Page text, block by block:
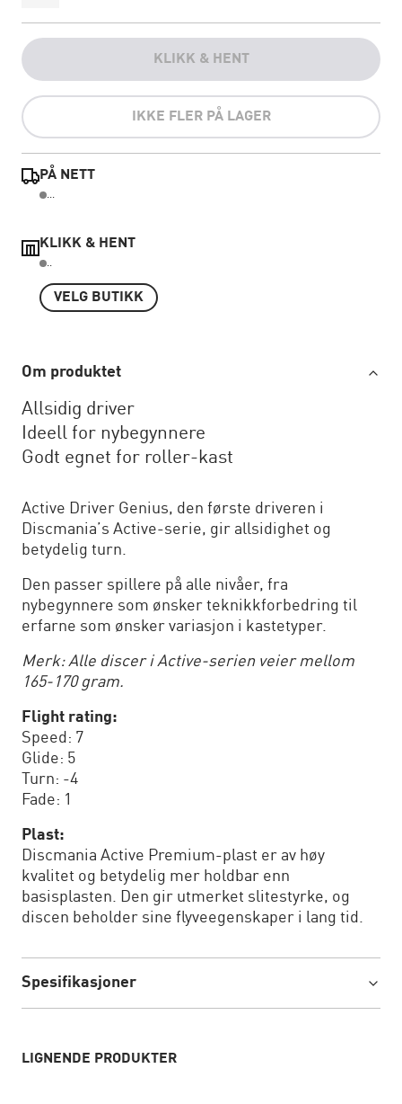
KLIKK & HENT
IKKE FLER PÅ LAGER
PÅ NETT
...
KLIKK & HENT
..
VELG BUTIKK
Om produktet
Allsidig driver
Ideell for nybegynnere
Godt egnet for roller-kast
Active Driver Genius, den første driveren i
Discmania’s Active-serie, gir allsidighet og
betydelig turn.
Den passer spillere på alle nivåer, fra
nybegynnere som ønsker teknikkforbedring til
erfarne som ønsker variasjon i kastetyper.
Merk: Alle discer i Active-serien veier mellom
165-170 gram.
Flight rating:
Speed: 7
Glide: 5
Turn: -4
Fade: 1
Plast:
Discmania Active Premium-plast er av høy
kvalitet og betydelig mer holdbar enn
basisplasten. Den gir utmerket slitestyrke, og
discen beholder sine flyveegenskaper i lang tid.
Spesifikasjoner
LIGNENDE PRODUKTER